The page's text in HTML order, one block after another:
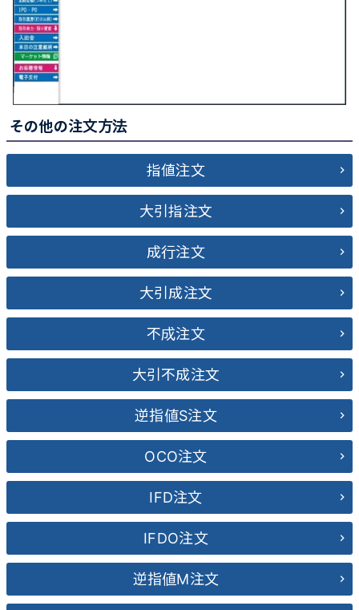
その他の注文方法
指値注文
大引指注文
成行注文
大引成注文
不成注文
大引不成注文
逆指値S注文
OCO注文
IFD注文
IFDO注文
逆指値M注文